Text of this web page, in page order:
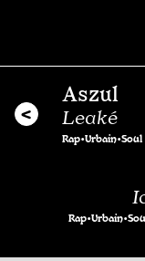
Aszul
Leaké
Rap•Urbain•Soul